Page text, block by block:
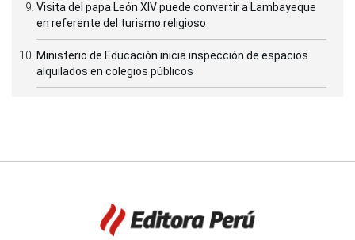
Visita del papa León XIV puede convertir a Lambayeque
en referente del turismo religioso
Ministerio de Educación inicia inspección de espacios
alquilados en colegios públicos